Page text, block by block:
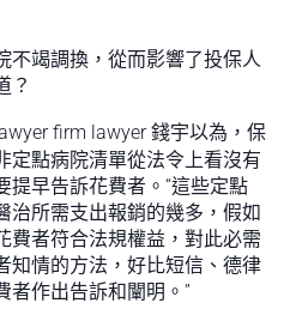
不竭調換，從而影響了投保人
？
firm lawyer 錢宇以為，保
定點病院清單從法令上看沒有
提早告訴花費者。“這些定點
治所需支出報銷的幾多，假如
費者符合法規權益，對此必需
知情的方法，好比短信、德律
者作出告訴和闡明。”